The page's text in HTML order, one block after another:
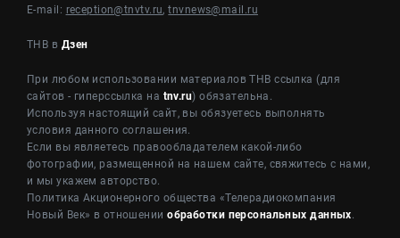
E-mail: reception@tnvtv.ru,tnvnews@mail.ru
ТНВ в Дзен
При любом использовании материалов ТНВ ссылка (для
сайтов - гиперссылка на tnv.ru) обязательна.
Используя настоящий сайт, вы обязуетесь выполнять
условия данного соглашения.
Если вы являетесь правообладателем какой-либо
фотографии, размещенной на нашем сайте, свяжитесь с нами,
и мы укажем авторство.
Политика Акционерного общества «Телерадиокомпания
Новый Век» в отношенииобработки персональных данных.